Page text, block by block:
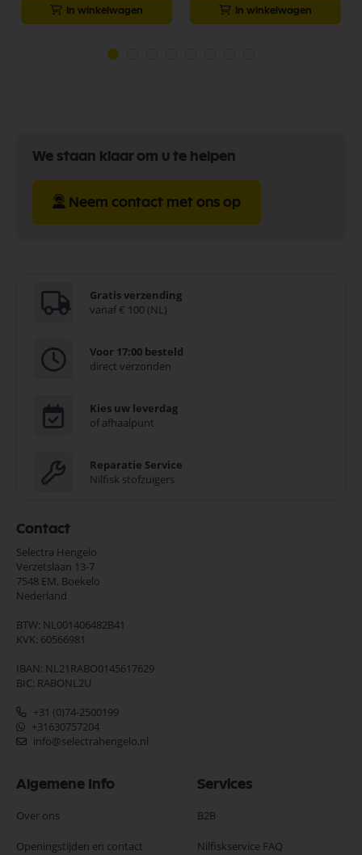
In winkelwagen In winkelwagen
We staan klaar om u te helpen
Neem contact met ons op
Gratis verzending
vanaf € 100 (NL)
Voor 17:00 besteld
direct verzonden
Kies uw leverdag
of afhaalpunt
Reparatie Service
Nilfisk stofzuigers
Contact
Selectra Hengelo
Verzetslaan 13-7
7548 EM, Boekelo
Nederland
BTW: NL001406482B41
KVK: 60566981
IBAN: NL21RABO0145617629
BIC: RABONL2U
+31 (0)74-2500199
+31630757204
info@selectrahengelo.nl
Algemene Info
Over ons
Openingstijden en contact
Services
B2B
Nilfiskservice FAQ